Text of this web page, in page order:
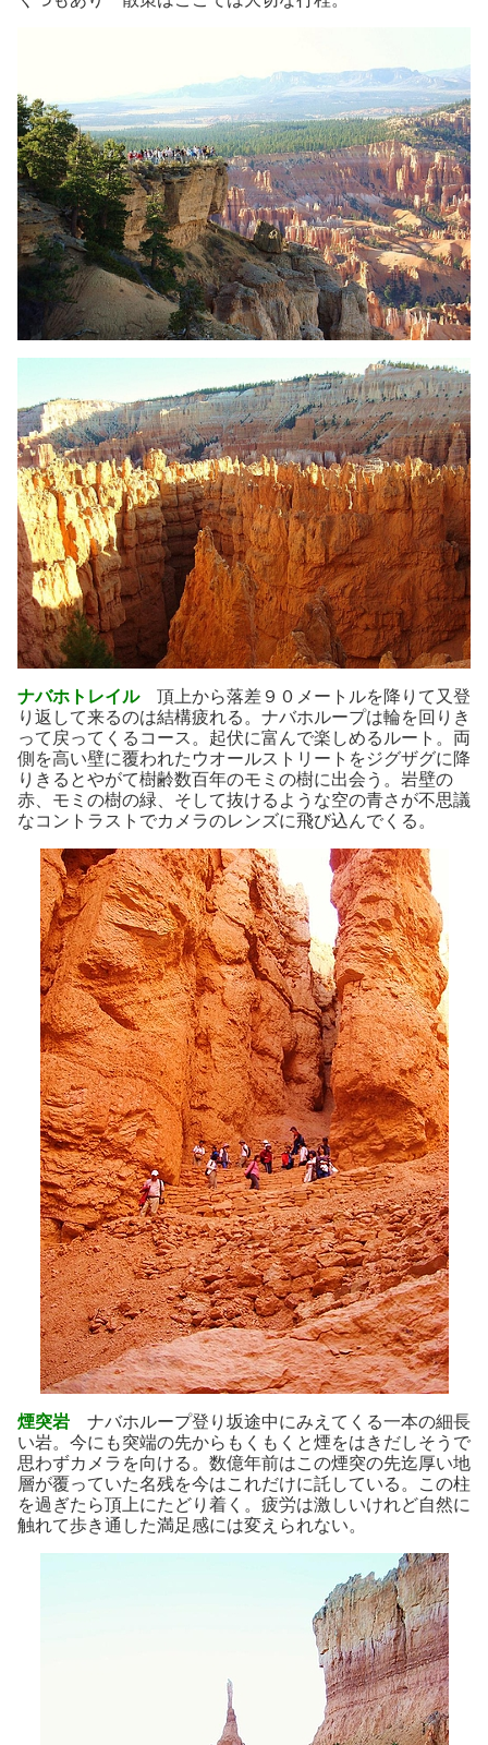
ナバホトレイル 頂上から落差９０メートルを降りて又登
り返して来るのは結構疲れる。ナバホループは輪を回りき
って戻ってくるコース。起伏に富んで楽しめるルート。両
側を高い壁に覆われたウオールストリートをジグザグに降
りきるとやがて樹齢数百年のモミの樹に出会う。岩壁の
赤、モミの樹の緑、そして抜けるような空の青さが不思議
なコントラストでカメラのレンズに飛び込んでくる。
煙突岩 ナバホループ登り坂途中にみえてくる一本の細長
い岩。今にも突端の先からもくもくと煙をはきだしそうで
思わずカメラを向ける。数億年前はこの煙突の先迄厚い地
層が覆っていた名残を今はこれだけに託している。この柱
を過ぎたら頂上にたどり着く。疲労は激しいけれど自然に
触れて歩き通した満足感には変えられない。